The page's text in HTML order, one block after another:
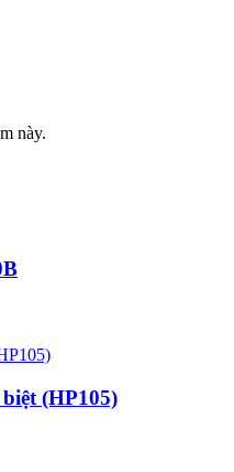
này.
(HP105)